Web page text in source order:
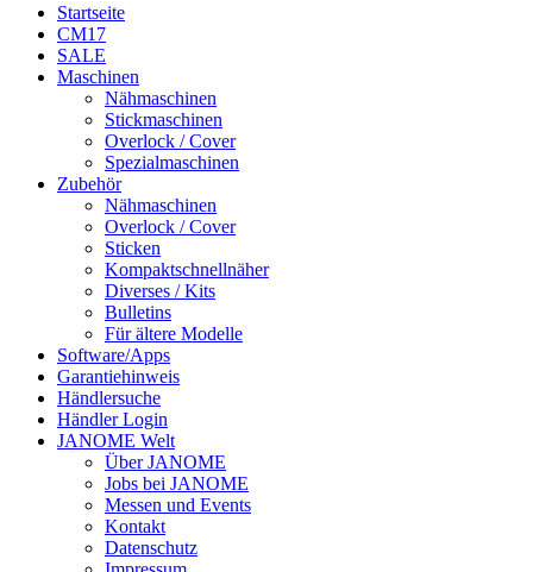
Startseite
CM17
SALE
Maschinen
Nähmaschinen
Stickmaschinen
Overlock / Cover
Spezialmaschinen
Zubehör
Nähmaschinen
Overlock / Cover
Sticken
Kompaktschnellnäher
Diverses / Kits
Bulletins
Für ältere Modelle
Software/Apps
Garantiehinweis
Händlersuche
Händler Login
JANOME Welt
Über JANOME
Jobs bei JANOME
Messen und Events
Kontakt
Datenschutz